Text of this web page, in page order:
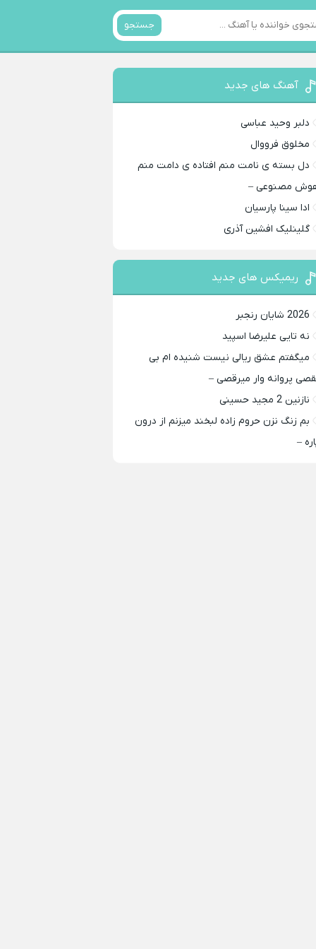
جستجو
آهنگ های جدید
دلبر وحید عباسی
مخلوق فرووال
دل بسته ی نامت منم افتاده ی دامت منم
مصنوعی –
ادا سینا پارسیان
گلینلیک افشین آذری
ریمیکس های جدید
2026 شایان رنجبر
نه تایی علیرضا اسپید
میگفتم عشق ریالی نیست شنیده ام بی
پروانه وار میرقصی –
نازنین 2 مجید حسینی
بم زنگ نزن حروم زاده لبخند میزنم از درون
–